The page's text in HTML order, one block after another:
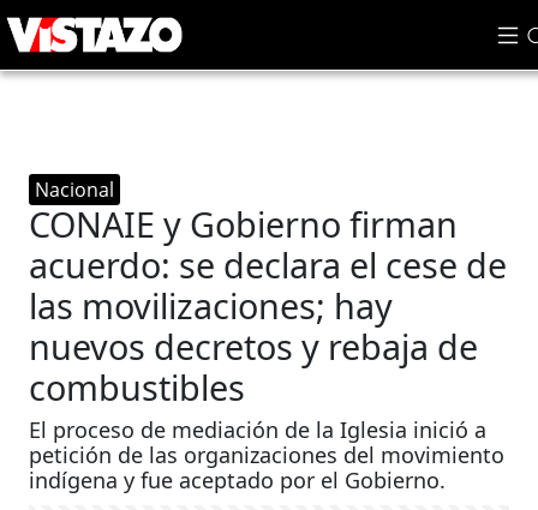
Nacional
CONAIE y Gobierno firman
acuerdo: se declara el cese de
las movilizaciones; hay
nuevos decretos y rebaja de
combustibles
El proceso de mediación de la Iglesia inició a
petición de las organizaciones del movimiento
indígena y fue aceptado por el Gobierno.